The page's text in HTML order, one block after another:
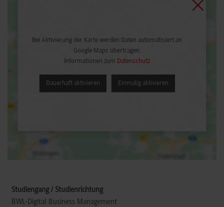
Bei Aktivierung der Karte werden Daten automatisiert an
Google Maps übertragen.
Informationen zum Datenschutz
Dauerhaft aktivieren Einmalig aktivieren
BWL-Digital Business Management